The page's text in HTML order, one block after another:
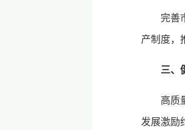
完善
产制度，
三、
高质
发展激励